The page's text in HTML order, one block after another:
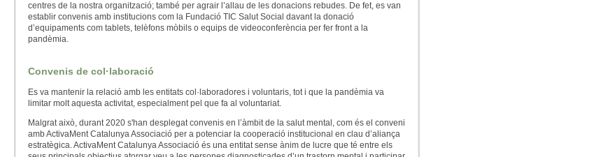
centres de la nostra organització; també per agrair l’allau de les donacions rebudes. De fet, es van
establir convenis amb institucions com la Fundació TIC Salut Social davant la donació
d’equipaments com tablets, telèfons mòbils o equips de videoconferència per fer front a la
pandèmia.
Convenis de col·laboració
Es va mantenir la relació amb les entitats col·laboradores i voluntaris, tot i que la pandèmia va
limitar molt aquesta activitat, especialment pel que fa al voluntariat.
Malgrat això, durant 2020 s'han desplegat convenis en l’àmbit de la salut mental, com és el conveni
amb ActivaMent Catalunya Associació per a potenciar la cooperació institucional en clau d’aliança
estratègica. ActivaMent Catalunya Associació és una entitat sense ànim de lucre que té entre els